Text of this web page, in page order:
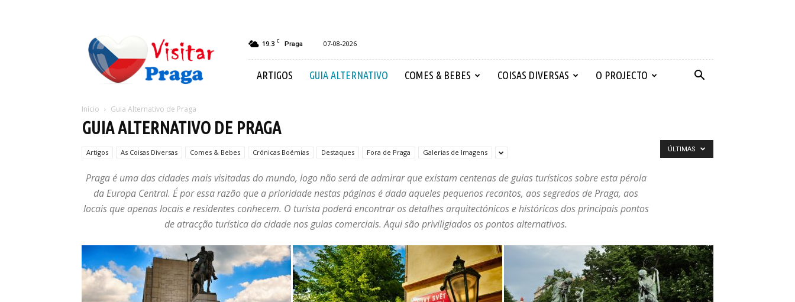
Visitar
Praga
19.3 C Praga 07-08-2026
ARTIGOS GUIA ALTERNATIVO COMES & BEBES COISAS DIVERSAS O PROJECTO
Início Guia Alternativo de Praga
GUIA ALTERNATIVO DE PRAGA
Artigos As Coisas Diversas Comes & Bebes Crónicas Boémias Destaques Fora de Praga Galerias de Imagens
Praga é uma das cidades mais visitadas do mundo, logo não será de admirar que existam centenas de guias turísticos sobre esta pérola
da Europa Central. É por essa razão que a prioridade nestas páginas é dada aqueles pequenos recantos, aos segredos de Praga, aos
locais que apenas locais e residentes conhecem. O turista poderá encontrar os detalhes arquitectónicos e históricos dos principais pontos
de atracção turística da cidade nos guias comerciais. Aqui são priviligiados os pontos alternativos.
ÚLTIMAS